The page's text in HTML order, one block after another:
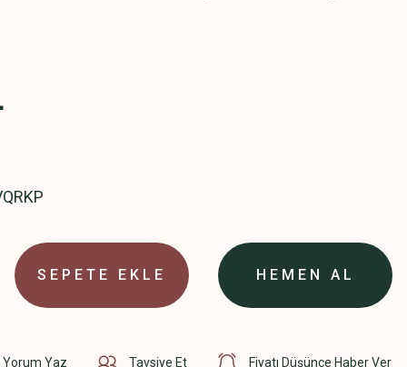
SEPETE EKLE HEMEN AL
Yorum Yaz Tavsiye Et Fiyatı Düşünce Haber Ver